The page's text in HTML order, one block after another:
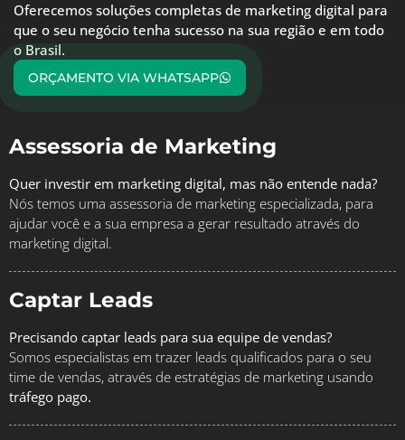
Oferecemos soluções completas de marketing digital para
que o seu negócio tenha sucesso na sua região e em todo
o Brasil.
ORÇAMENTO VIA WHATSAPP
Assessoria de Marketing
Quer investir em marketing digital, mas não entende nada?
Nós temos uma assessoria de marketing especializada, para
ajudar você e a sua empresa a gerar resultado através do
marketing digital.
Captar Leads
Precisando captar leads para sua equipe de vendas?
Somos especialistas em trazer leads qualificados para o seu
time de vendas, através de estratégias de marketing usando
tráfego pago.